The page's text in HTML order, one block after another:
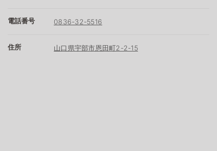
電話番号 0836-32-5516
住所 山口県宇部市恩田町2-2-15